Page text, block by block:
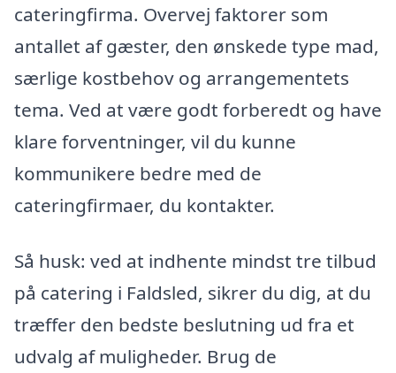
cateringfirma. Overvej faktorer som
antallet af gæster, den ønskede type mad,
særlige kostbehov og arrangementets
tema. Ved at være godt forberedt og have
klare forventninger, vil du kunne
kommunikere bedre med de
cateringfirmaer, du kontakter.
Så husk: ved at indhente mindst tre tilbud
på catering i Faldsled, sikrer du dig, at du
træffer den bedste beslutning ud fra et
udvalg af muligheder. Brug de